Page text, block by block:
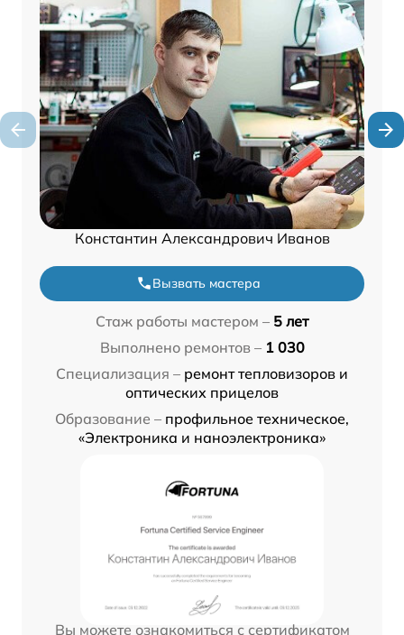
Константин Александрович Иванов
Вызвать мастера
Стаж работы мастером – 5 лет
Выполнено ремонтов – 1 030
Специализация – ремонт тепловизоров и
оптических прицелов
Образование – профильное техническое,
«Электроника и наноэлектроника»
Вы можете ознакомиться с сертификатом